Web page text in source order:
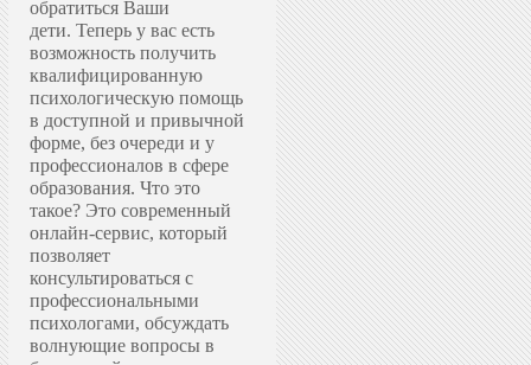
обратиться Ваши
дети. Теперь у вас есть
возможность получить
квалифицированную
психологическую помощь
в доступной и привычной
форме, без очереди и у
профессионалов в сфере
образования. Что это
такое? Это современный
онлайн-сервис, который
позволяет
консультироваться с
профессиональными
психологами, обсуждать
волнующие вопросы в